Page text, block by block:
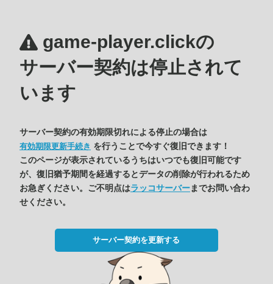
game-player.clickの
サーバー契約は停止されて
います
サーバー契約の有効期限切れによる停止の場合は
有効期限更新手続き を行うことで今すぐ復旧できます！
このページが表示されているうちはいつでも復旧可能です
が、復旧猶予期間を経過するとデータの削除が行われるため
お急ぎください。ご不明点はラッコサーバーまでお問い合わ
せください。
サーバー契約を更新する